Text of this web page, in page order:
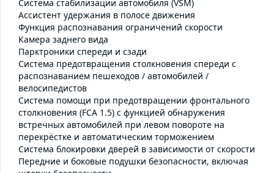
Система стабилизации автомобиля (VSM)
Ассистент удержания в полосе движения
Функция распознавания ограничений скорости
Камера заднего вида
Парктроники спереди и сзади
Система предотвращения столкновения спереди с
распознаванием пешеходов / автомобилей /
велосипедистов
Система помощи при предотвращении фронтального
столкновения (FCA 1.5) с функцией обнаружения
встречных автомобилей при левом повороте на
перекрёстке и автоматическим торможением
Система блокировки дверей в зависимости от скорости
Передние и боковые подушки безопасности, включая